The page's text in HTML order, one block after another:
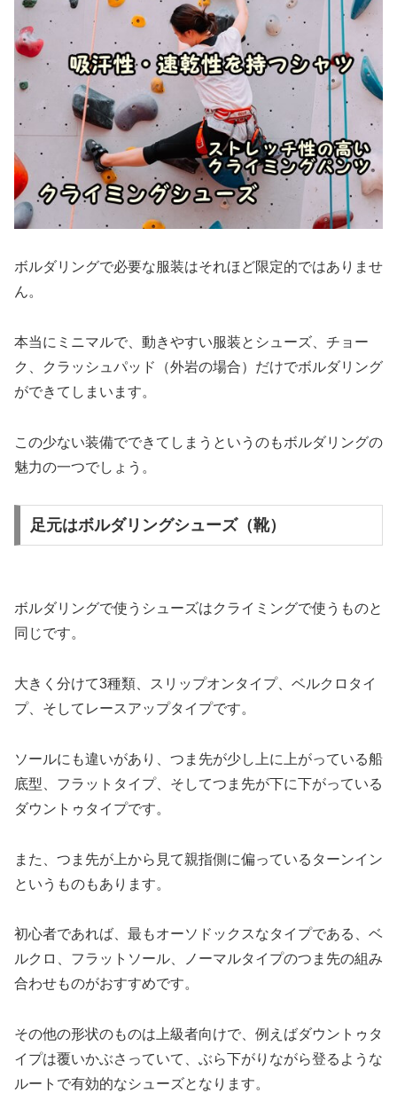
ボルダリングで必要な服装はそれほど限定的ではありませ
ん。
本当にミニマルで、動きやすい服装とシューズ、チョー
ク、クラッシュパッド（外岩の場合）だけでボルダリング
ができてしまいます。
この少ない装備でできてしまうというのもボルダリングの
魅力の一つでしょう。
足元はボルダリングシューズ（靴）
ボルダリングで使うシューズはクライミングで使うものと
同じです。
大きく分けて3種類、スリップオンタイプ、ベルクロタイ
プ、そしてレースアップタイプです。
ソールにも違いがあり、つま先が少し上に上がっている船
底型、フラットタイプ、そしてつま先が下に下がっている
ダウントゥタイプです。
また、つま先が上から見て親指側に偏っているターンイン
というものもあります。
初心者であれば、最もオーソドックスなタイプである、ベ
ルクロ、フラットソール、ノーマルタイプのつま先の組み
合わせものがおすすめです。
その他の形状のものは上級者向けで、例えばダウントゥタ
イプは覆いかぶさっていて、ぶら下がりながら登るような
ルートで有効的なシューズとなります。